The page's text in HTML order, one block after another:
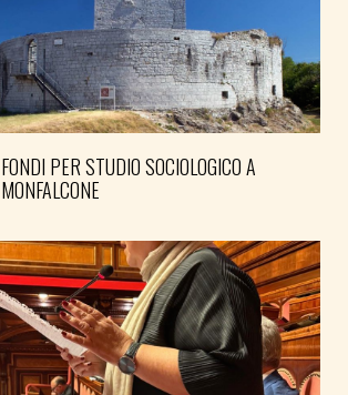
FONDI PER STUDIO SOCIOLOGICO A
MONFALCONE